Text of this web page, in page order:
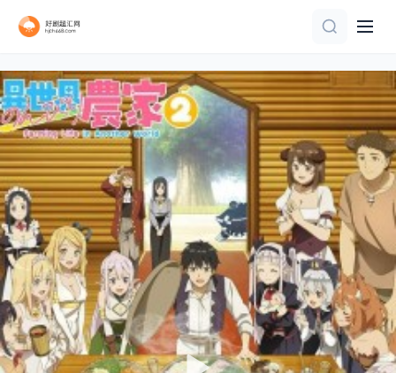
第03集已完结
第4集
第10集
更新至04集
TC国语
第2集
连载中 连载到3集
第12集完结
更新至第09集
更新至02集